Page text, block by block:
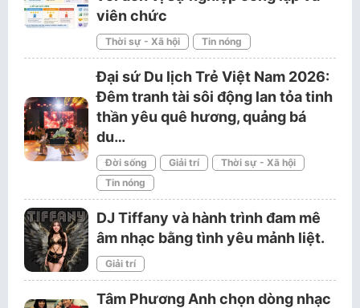
viên chức
Thời sự - Xã hội Tin nóng
Đại sứ Du lịch Trẻ Việt Nam 2026:
Đêm tranh tài sôi động lan tỏa tinh
thần yêu quê hương, quảng bá
du…
Đời sống Giải trí
Thời sự - Xã hội
Tin nóng
DJ Tiffany và hành trình đam mê
âm nhạc bằng tình yêu mảnh liệt.
Giải trí
Tâm Phương Anh chọn dòng nhạc